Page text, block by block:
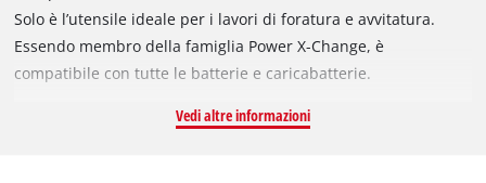
Solo è l’utensile ideale per i lavori di foratura e avvitatura.
Essendo membro della famiglia Power X-Change, è
compatibile con tutte le batterie e caricabatterie.
PurePOWER. Il motore senza spazzole offre più potenza e una
Vedi altre informazioni